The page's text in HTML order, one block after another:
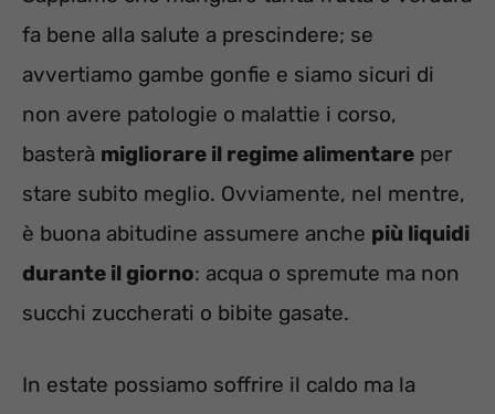
fa bene alla salute a prescindere; se
avvertiamo gambe gonfie e siamo sicuri di
non avere patologie o malattie i corso,
basterà migliorare il regime alimentare per
stare subito meglio. Ovviamente, nel mentre,
è buona abitudine assumere anche più liquidi
durante il giorno: acqua o spremute ma non
succhi zuccherati o bibite gasate.
In estate possiamo soffrire il caldo ma la